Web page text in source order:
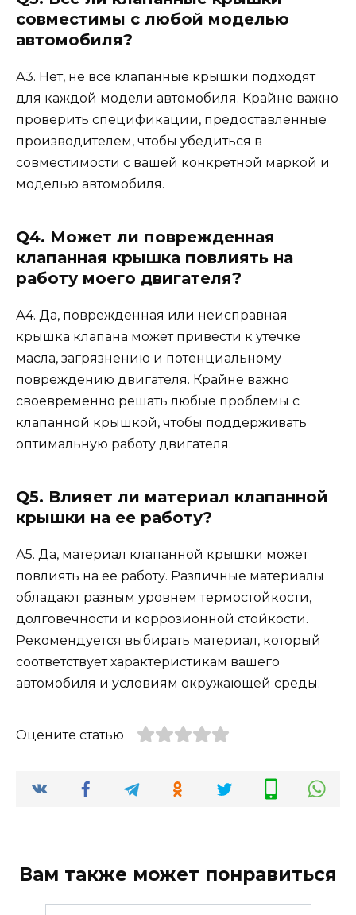
совместимы с любой моделью
автомобиля?
А3. Нет, не все клапанные крышки подходят
для каждой модели автомобиля. Крайне важно
проверить спецификации, предоставленные
производителем, чтобы убедиться в
совместимости с вашей конкретной маркой и
моделью автомобиля.
Q4. Может ли поврежденная
клапанная крышка повлиять на
работу моего двигателя?
А4. Да, поврежденная или неисправная
крышка клапана может привести к утечке
масла, загрязнению и потенциальному
повреждению двигателя. Крайне важно
своевременно решать любые проблемы с
клапанной крышкой, чтобы поддерживать
оптимальную работу двигателя.
Q5. Влияет ли материал клапанной
крышки на ее работу?
А5. Да, материал клапанной крышки может
повлиять на ее работу. Различные материалы
обладают разным уровнем термостойкости,
долговечности и коррозионной стойкости.
Рекомендуется выбирать материал, который
соответствует характеристикам вашего
автомобиля и условиям окружающей среды.
Оцените статью
Вам также может понравиться